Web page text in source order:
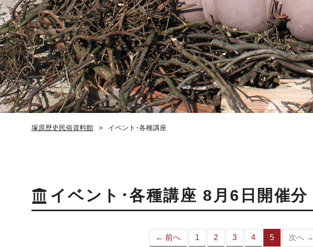
塚原歴史民俗資料館 イベント･各種講座
イベント･各種講座 8月6日開催分
← 前へ 1 2 3 4 5
（こ
次へ →